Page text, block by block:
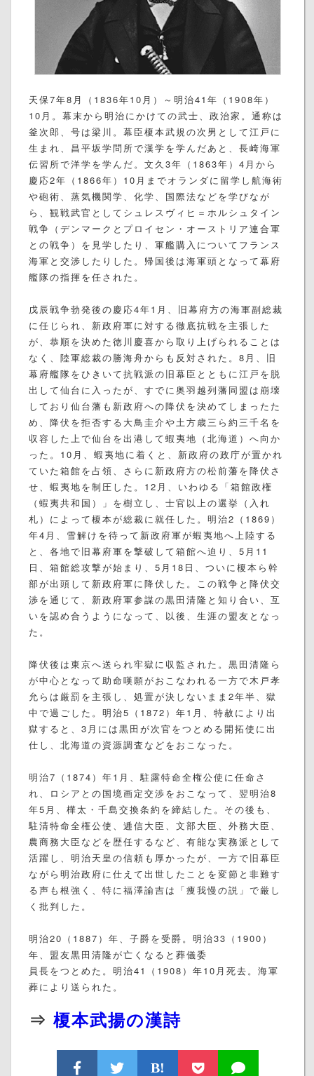
天保7年8月（1836年10月）～明治41年（1908年）
10月。幕末から明治にかけての武士、政治家。通称は
釜次郎、号は梁川。幕臣榎本武規の次男として江戸に
生まれ、昌平坂学問所で漢学を学んだあと、長崎海軍
伝習所で洋学を学んだ。文久3年（1863年）4月から
慶応2年（1866年）10月までオランダに留学し航海術
や砲術、蒸気機関学、化学、国際法などを学びなが
ら、観戦武官としてシュレスヴィヒ＝ホルシュタイン
戦争（デンマークとプロイセン・オーストリア連合軍
との戦争）を見学したり、軍艦購入についてフランス
海軍と交渉したりした。帰国後は海軍頭となって幕府
艦隊の指揮を任された。
戊辰戦争勃発後の慶応4年1月、旧幕府方の海軍副総裁
に任じられ、新政府軍に対する徹底抗戦を主張した
が、恭順を決めた徳川慶喜から取り上げられることは
なく、陸軍総裁の勝海舟からも反対された。8月、旧
幕府艦隊をひきいて抗戦派の旧幕臣とともに江戸を脱
出して仙台に入ったが、すでに奥羽越列藩同盟は崩壊
しており仙台藩も新政府への降伏を決めてしまったた
め、降伏を拒否する大鳥圭介や土方歳三ら約三千名を
収容した上で仙台を出港して蝦夷地（北海道）へ向か
った。10月、蝦夷地に着くと、新政府の政庁が置かれ
ていた箱館を占領、さらに新政府方の松前藩を降伏さ
せ、蝦夷地を制圧した。12月、いわゆる「箱館政権
（蝦夷共和国）」を樹立し、士官以上の選挙（入れ
札）によって榎本が総裁に就任した。明治2（1869）
年4月、雪解けを待って新政府軍が蝦夷地へ上陸する
と、各地で旧幕府軍を撃破して箱館へ迫り、5月11
日、箱館総攻撃が始まり、5月18日、ついに榎本ら幹
部が出頭して新政府軍に降伏した。この戦争と降伏交
渉を通じて、新政府軍参謀の黒田清隆と知り合い、互
いを認め合うようになって、以後、生涯の盟友となっ
た。
降伏後は東京へ送られ牢獄に収監された。黒田清隆ら
が中心となって助命嘆願がおこなわれる一方で木戸孝
允らは厳罰を主張し、処置が決しないまま2年半、獄
中で過ごした。明治5（1872）年1月、特赦により出
獄すると、3月には黒田が次官をつとめる開拓使に出
仕し、北海道の資源調査などをおこなった。
明治7（1874）年1月、駐露特命全権公使に任命さ
れ、ロシアとの国境画定交渉をおこなって、翌明治8
年5月、樺太・千島交換条約を締結した。その後も、
駐清特命全権公使、逓信大臣、文部大臣、外務大臣、
農商務大臣などを歴任するなど、有能な実務派として
活躍し、明治天皇の信頼も厚かったが、一方で旧幕臣
ながら明治政府に仕えて出世したことを変節と非難す
る声も根強く、特に福澤諭吉は「痩我慢の説」で厳し
く批判した。
明治20（1887）年、子爵を受爵。明治33（1900）
年、盟友黒田清隆が亡くなると葬儀委
員長をつとめた。明治41（1908）年10月死去。海軍
葬により送られた。
⇒ 榎本武揚の漢詩
B!